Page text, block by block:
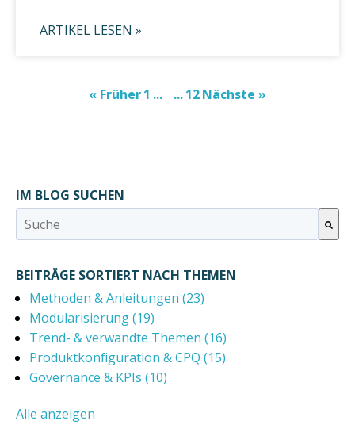
ARTIKEL LESEN »
« Früher1 ... ...12Nächste »
IM BLOG SUCHEN
Dies ist ein Suchfeld mit einer automatischen Vorschlagsfunktion.
BEITRÄGE SORTIERT NACH THEMEN
Methoden & Anleitungen (23)
Modularisierung(19)
Trend- & verwandte Themen (16)
Produktkonfiguration & CPQ (15)
Governance & KPIs (10)
Alle anzeigen